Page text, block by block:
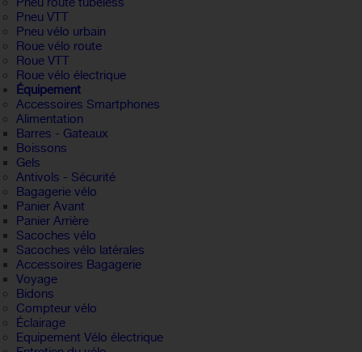
Pneu VTT
Pneu vélo urbain
Roue vélo route
Roue VTT
Roue vélo électrique
Équipement
Accessoires Smartphones
Alimentation
Barres - Gateaux
Boissons
Gels
Antivols - Sécurité
Bagagerie vélo
Panier Avant
Panier Arrière
Sacoches vélo
Sacoches vélo latérales
Accessoires Bagagerie
Voyage
Bidons
Compteur vélo
Éclairage
Equipement Vélo électrique